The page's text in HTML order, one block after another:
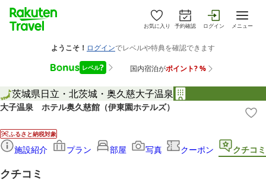
お気に入り 予約確認 ログイン メニュー
茨城県日立・北茨城・奥久慈大子温泉
大子温泉 ホテル奥久慈館（伊東園ホテルズ）
ふるさと納税対象
施設紹介 プラン 部屋 写真 クーポン クチコミ
クチコミ